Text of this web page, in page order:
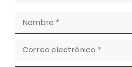
Nombre
electrónico